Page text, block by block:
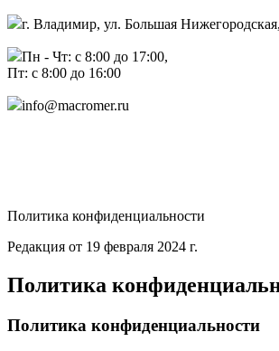
г. Владимир, ул. Большая
Пн - Чт: с 8:00 до 17:00,
Пт: с 8:00 до 16:00
info@macromer.ru
Политика конфиденциальности
Редакция от 19 февраля 2024 г.
Политика
Политика конфиденциальности